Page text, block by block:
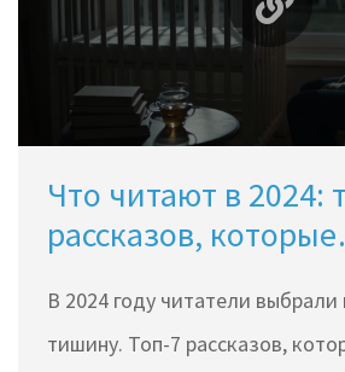
Что читают в 2024:
рассказов, которые
В 2024 году читатели
тишину. Топ-7 рассказов,